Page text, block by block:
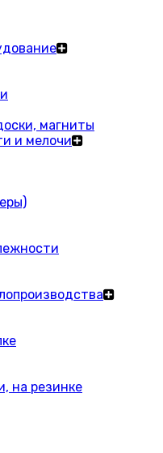
магниты
и мелочи
на резинке